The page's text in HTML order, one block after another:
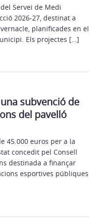
Servei de Medi
2026-27, destinat a
planificades en el
Els projectes […]
subvenció de
del pavelló
45.000 euros per a la
concedit pel Consell
destinada a finançar
esportives públiques